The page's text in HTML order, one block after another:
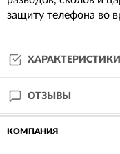
защиту телефона во
ХАРАКТЕРИСТИКИ
ОТЗЫВЫ
КОМПАНИЯ